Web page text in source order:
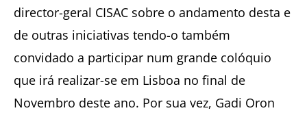
director-geral CISAC sobre o andamento desta e
de outras iniciativas tendo-o também
convidado a participar num grande colóquio
que irá realizar-se em Lisboa no final de
Novembro deste ano. Por sua vez, Gadi Oron